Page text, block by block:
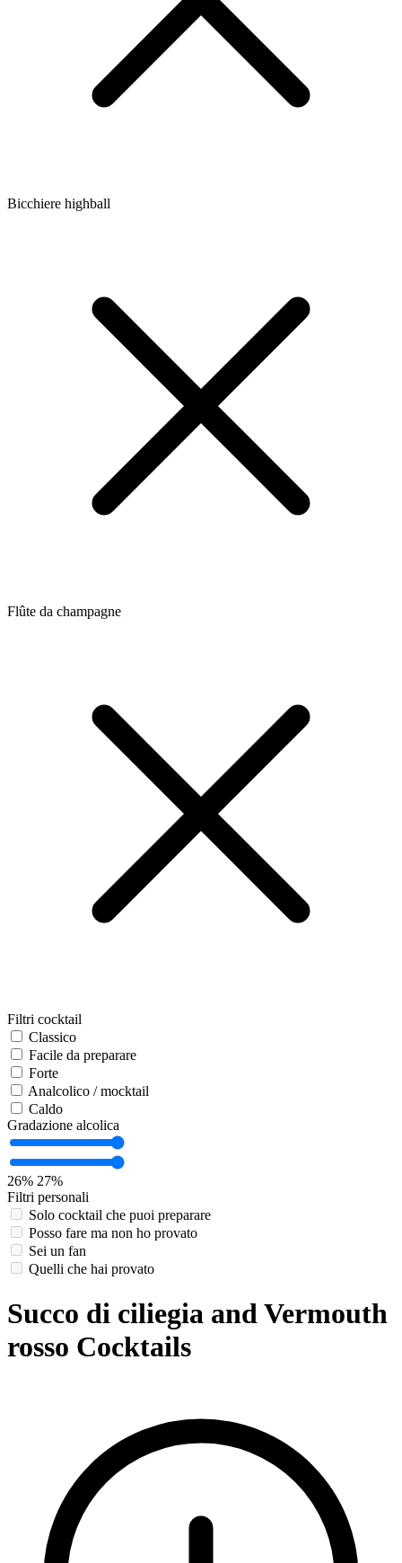
Bicchiere highball
Flûte da champagne
Filtri cocktail
Classico
Facile da preparare
Forte
Analcolico / mocktail
Caldo
Gradazione alcolica
26% 27%
Filtri personali
Solo cocktail che puoi preparare
Posso fare ma non ho provato
Sei un fan
Quelli che hai provato
Succo di ciliegia and Vermouth
rosso Cocktails